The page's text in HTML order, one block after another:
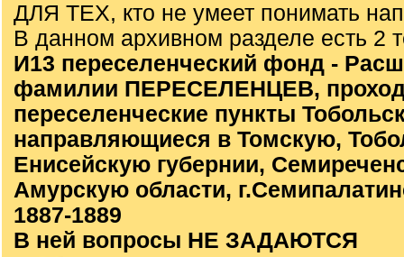
ДЛЯ ТЕХ, кто не умеет понимать
В данном архивном разделе есть 2
И13 переселенческий фонд -
фамилии ПЕРЕСЕЛЕНЦЕВ,
переселенческие пункты
направляющиеся в Томскую,
Енисейскую губернии,
Амурскую области,
1887-1889
В ней вопросы НЕ ЗАДАЮТСЯ